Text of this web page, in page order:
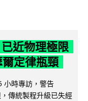
近物理極限
定律瓶頸
小時專訪，警告
傳統製程升級已失經